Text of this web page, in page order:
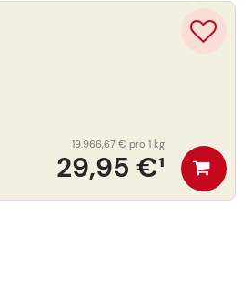
29,95 €¹
19.966,67 € pro 1 kg